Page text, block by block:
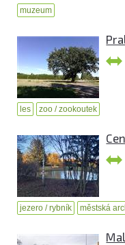
muzeum
les zoo / zookoutek
jezero / rybník městská